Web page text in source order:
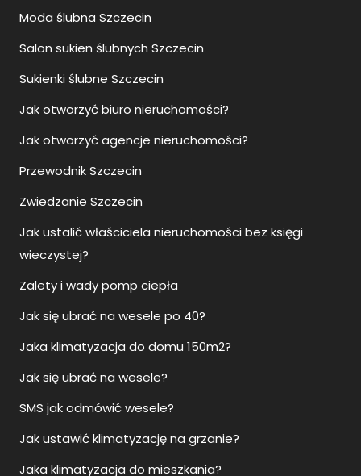
Moda ślubna Szczecin
Salon sukien ślubnych Szczecin
Sukienki ślubne Szczecin
Jak otworzyć biuro nieruchomości?
Jak otworzyć agencje nieruchomości?
Przewodnik Szczecin
Zwiedzanie Szczecin
Jak ustalić właściciela nieruchomości bez księgi
wieczystej?
Zalety i wady pomp ciepła
Jak się ubrać na wesele po 40?
Jaka klimatyzacja do domu 150m2?
Jak się ubrać na wesele?
SMS jak odmówić wesele?
Jak ustawić klimatyzację na grzanie?
Jaka klimatyzacja do mieszkania?